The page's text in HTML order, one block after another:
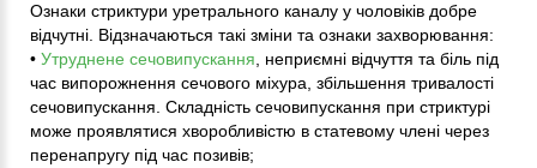
Ознаки стриктури уретрального каналу у чоловіків добре
відчутні. Відзначаються такі зміни та ознаки захворювання:
• Утруднене сечовипускання , неприємні відчуття та біль під
час випорожнення сечового міхура, збільшення тривалості
сечовипускання. Складність сечовипускання при стриктурі
може проявлятися хворобливістю в статевому члені через
перенапругу під час позивів;